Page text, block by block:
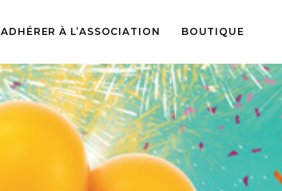
ADHÉRER À L’ASSOCIATION BOUTIQUE